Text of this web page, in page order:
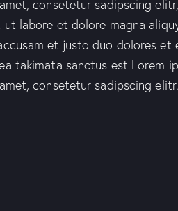
consetetur sadipscing
labore et dolore magna
et justo duo dolores et
takimata sanctus est Lorem
consetetur sadipscing elitr.